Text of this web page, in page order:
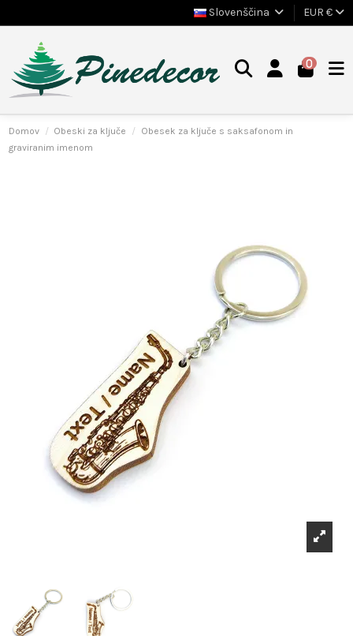
Slovenščina EUR €
0
Domov Obeski za ključe
Obesek za ključe s saksafonom in
graviranim imenom